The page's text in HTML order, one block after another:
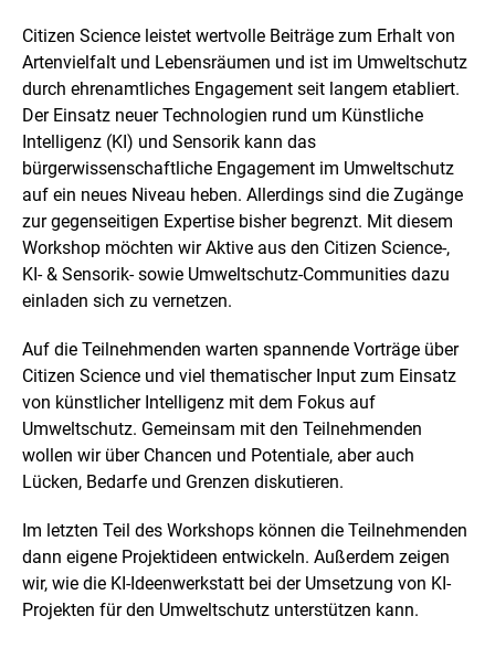
d
i
n
e
i
n
e
r
v
e
r
g
r
ß
e
r
t
e
D
a
s
t
e
l
l
f
e
n
Citizen Science leistet wertvolle Beiträge zum Erhalt von
Artenvielfalt und Lebensräumen und ist im Umweltschutz
durch ehrenamtliches Engagement seit langem etabliert.
Der Einsatz neuer Technologien rund um Künstliche
Intelligenz (KI) und Sensorik kann das
bürgerwissenschaftliche Engagement im Umweltschutz
auf ein neues Niveau heben. Allerdings sind die Zugänge
zur gegenseitigen Expertise bisher begrenzt. Mit diesem
Workshop möchten wir Aktive aus den Citizen Science-,
KI- & Sensorik- sowie Umweltschutz-Communities dazu
einladen sich zu vernetzen.
Auf die Teilnehmenden warten spannende Vorträge über
Citizen Science und viel thematischer Input zum Einsatz
von künstlicher Intelligenz mit dem Fokus auf
Umweltschutz. Gemeinsam mit den Teilnehmenden
wollen wir über Chancen und Potentiale, aber auch
Lücken, Bedarfe und Grenzen diskutieren.
Im letzten Teil des Workshops können die Teilnehmenden
dann eigene Projektideen entwickeln. Außerdem zeigen
wir, wie die KI-Ideenwerkstatt bei der Umsetzung von KI-
Projekten für den Umweltschutz unterstützen kann.